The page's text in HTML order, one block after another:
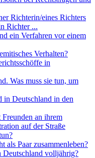
Richterin/eines Richters
Richter ...
ein Verfahren vor einem
Verhalten?
in
Was muss sie tun, um
in Deutschland in den
an ihrem
auf der Straße
als Paar zusammenleben?
volljährig?